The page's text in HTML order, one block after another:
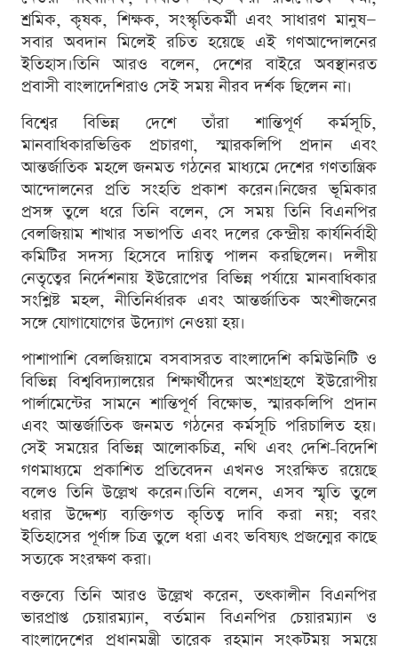
শ্রমিক, কৃষক, শিক্ষক, সংস্কৃতিকর্মী এবং সাধারণ মানুষ—
সবার অবদান মিলেই রচিত হয়েছে এই গণআন্দোলনের
ইতিহাস।তিনি আরও বলেন, দেশের বাইরে অবস্থানরত
প্রবাসী বাংলাদেশিরাও সেই সময় নীরব দর্শক ছিলেন না।
বিশ্বের বিভিন্ন দেশে তাঁরা শান্তিপূর্ণ কর্মসূচি,
মানবাধিকারভিত্তিক প্রচারণা, স্মারকলিপি প্রদান এবং
আন্তর্জাতিক মহলে জনমত গঠনের মাধ্যমে দেশের গণতান্ত্রিক
আন্দোলনের প্রতি সংহতি প্রকাশ করেন।নিজের ভূমিকার
প্রসঙ্গ তুলে ধরে তিনি বলেন, সে সময় তিনি বিএনপির
বেলজিয়াম শাখার সভাপতি এবং দলের কেন্দ্রীয় কার্যনির্বাহী
কমিটির সদস্য হিসেবে দায়িত্ব পালন করছিলেন। দলীয়
নেতৃত্বের নির্দেশনায় ইউরোপের বিভিন্ন পর্যায়ে মানবাধিকার
সংশ্লিষ্ট মহল, নীতিনির্ধারক এবং আন্তর্জাতিক অংশীজনের
সঙ্গে যোগাযোগের উদ্যোগ নেওয়া হয়।
পাশাপাশি বেলজিয়ামে বসবাসরত বাংলাদেশি কমিউনিটি ও
বিভিন্ন বিশ্ববিদ্যালয়ের শিক্ষার্থীদের অংশগ্রহণে ইউরোপীয়
পার্লামেন্টের সামনে শান্তিপূর্ণ বিক্ষোভ, স্মারকলিপি প্রদান
এবং আন্তর্জাতিক জনমত গঠনের কর্মসূচি পরিচালিত হয়।
সেই সময়ের বিভিন্ন আলোকচিত্র, নথি এবং দেশি-বিদেশি
গণমাধ্যমে প্রকাশিত প্রতিবেদন এখনও সংরক্ষিত রয়েছে
বলেও তিনি উল্লেখ করেন।তিনি বলেন, এসব স্মৃতি তুলে
ধরার উদ্দেশ্য ব্যক্তিগত কৃতিত্ব দাবি করা নয়; বরং
ইতিহাসের পূর্ণাঙ্গ চিত্র তুলে ধরা এবং ভবিষ্যৎ প্রজন্মের কাছে
সত্যকে সংরক্ষণ করা।
বক্তব্যে তিনি আরও উল্লেখ করেন, তৎকালীন বিএনপির
ভারপ্রাপ্ত চেয়ারম্যান, বর্তমান বিএনপির চেয়ারম্যান ও
বাংলাদেশের প্রধানমন্ত্রী তারেক রহমান সংকটময় সময়ে